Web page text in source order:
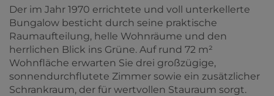
Der im Jahr 1970 errichtete und voll unterkellerte
Bungalow besticht durch seine praktische
Raumaufteilung, helle Wohnräume und den
herrlichen Blick ins Grüne. Auf rund 72 m²
Wohnfläche erwarten Sie drei großzügige,
sonnendurchflutete Zimmer sowie ein zusätzlicher
Schrankraum, der für wertvollen Stauraum sorgt.